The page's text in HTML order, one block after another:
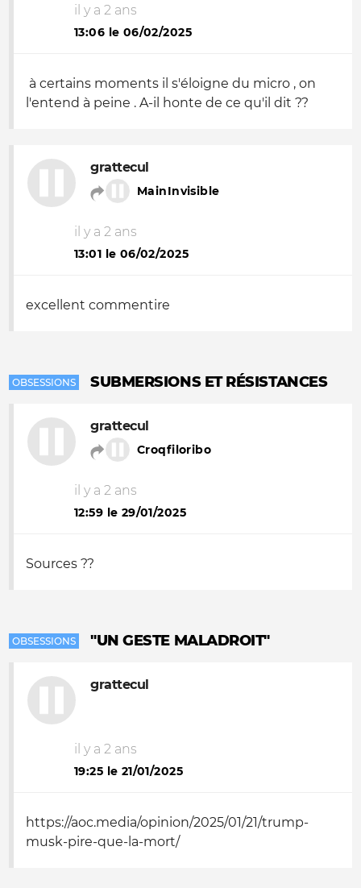
il y a 2 ans
13:06 le 06/02/2025
à certains moments il s'éloigne du micro , on
l'entend à peine . A-il honte de ce qu'il dit ??
grattecul
MainInvisible
il y a 2 ans
13:01 le 06/02/2025
excellent commentire
OBSESSIONS SUBMERSIONS ET RÉSISTANCES
grattecul
Croqfiloribo
il y a 2 ans
12:59 le 29/01/2025
Sources ??
OBSESSIONS "UN GESTE MALADROIT"
grattecul
il y a 2 ans
19:25 le 21/01/2025
https://aoc.media/opinion/2025/01/21/trump-
musk-pire-que-la-mort/